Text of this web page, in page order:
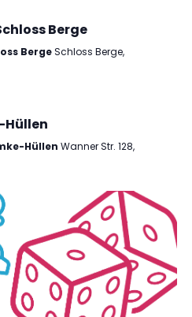
Berge
BergeSchloss Berge,
Hüllen
Hüllen Wanner Str. 128,